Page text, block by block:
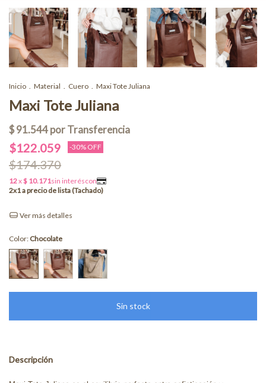
Inicio Material Cuero Maxi Tote Juliana
Maxi Tote Juliana
$122.059 -30% OFF
$174.370
Ver más detalles
Color: Chocolate
Descripción